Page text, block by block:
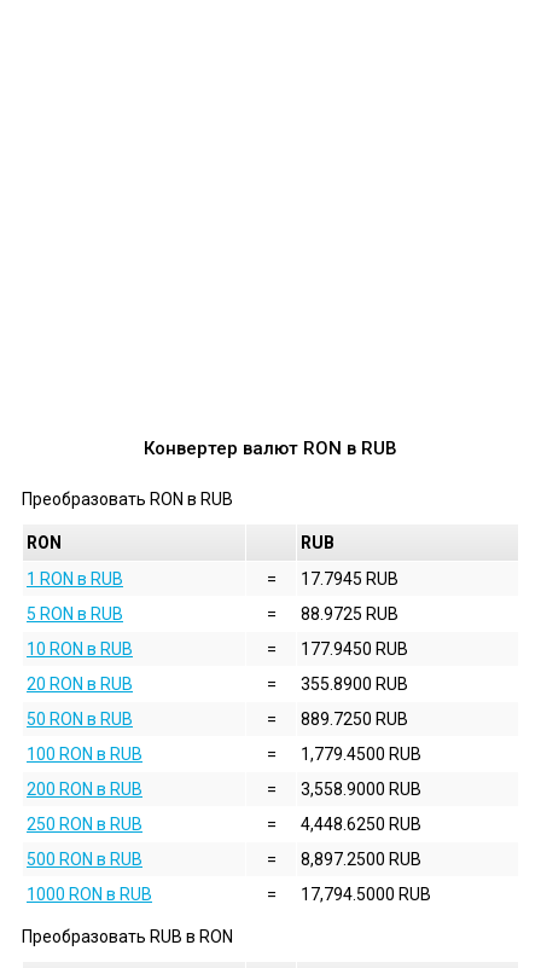
Конвертер валют RON в RUB
Преобразовать RON в RUB
RON
RUB
1 RON в RUB
=
17.7945 RUB
5 RON в RUB
=
88.9725 RUB
10 RON в RUB
=
177.9450 RUB
20 RON в RUB
=
355.8900 RUB
50 RON в RUB
=
889.7250 RUB
100 RON в RUB
=
1,779.4500 RUB
200 RON в RUB
=
3,558.9000 RUB
250 RON в RUB
=
4,448.6250 RUB
500 RON в RUB
=
8,897.2500 RUB
1000 RON в RUB
= 17,794.5000 RUB
Преобразовать RUB в RON